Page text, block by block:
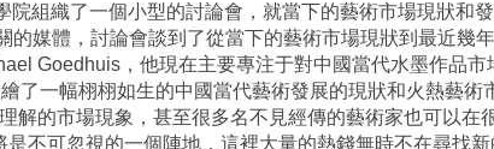
組織了一個小型的討論會，就當下的藝術市場現狀和
媒體，討論會談到了從當下的藝術市場現狀到最近幾
Goedhuis，他現在主要專注于對中國當代水墨作品市
了一幅栩栩如生的中國當代藝術發展的現狀和火熱藝術
解的市場現象，甚至很多名不見經傳的藝術家也可以在
不可忽視的一個陣地，這裡大量的熱錢無時不在尋找